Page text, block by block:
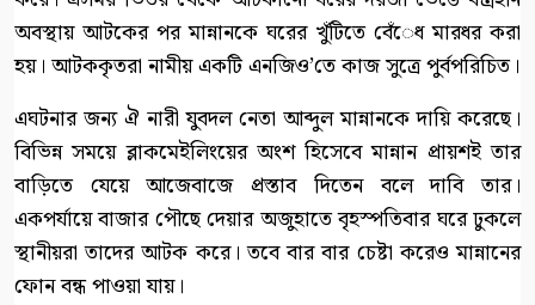
অবস্থায় আটকের পর মান্নানকে ঘরের খুঁটিতে বেঁেধ মারধর করা
হয়। আটককৃতরা নামীয় একটি এনজিও’তে কাজ সুত্রে পুর্বপরিচিত।
এঘটনার জন্য ঐ নারী যুবদল নেতা আব্দুল মান্নানকে দায়ি করেছে।
বিভিন্ন সময়ে ব্লাকমেইলিংয়ের অংশ হিসেবে মান্নান প্রায়শই তার
বাড়িতে যেয়ে আজেবাজে প্রস্তাব দিতেন বলে দাবি তার।
একপর্যায়ে বাজার পৌছে দেয়ার অজুহাতে বৃহস্পতিবার ঘরে ঢুকলে
স্থানীয়রা তাদের আটক করে। তবে বার বার চেষ্টা করেও মান্নানের
ফোন বন্ধ পাওয়া যায়।